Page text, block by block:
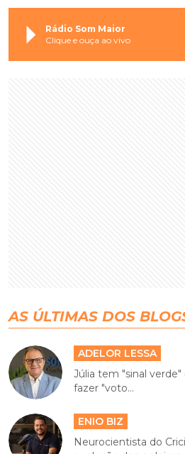
Rádio Som Maior
Clique e ouça ao vivo
AS ÚLTIMAS DOS
ADELOR LESSA
Júlia tem "sinal verde"
fazer "voto...
ENIO BIZ
Neurocientista do